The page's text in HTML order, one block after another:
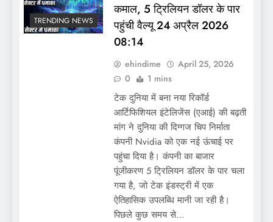
TRENDING NEWS
कमाल, 5 ट्रिलियन डॉलर के पार
पहुंची वैल्यू 24 अप्रैल 2026
08:14
ehindime
April 25, 2026
0
1 mins
टेक दुनिया में बना नया रिकॉर्ड
आर्टिफिशियल इंटेलिजेंस (एआई) की बढ़ती
मांग ने दुनिया की दिग्गज चिप निर्माता
कंपनी Nvidia को एक नई ऊंचाई पर
पहुंचा दिया है। कंपनी का बाजार
पूंजीकरण 5 ट्रिलियन डॉलर के पार चला
गया है, जो टेक इंडस्ट्री में एक
ऐतिहासिक उपलब्धि मानी जा रही है।
पिछले कुछ समय से…